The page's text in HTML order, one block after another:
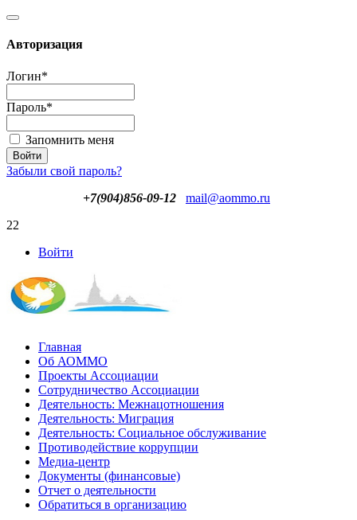
Авторизация
Логин*
Пароль*
Запомнить меня
Забыли свой пароль?
+7(904)856-09-12
mail@aommo.ru
22
Войти
Главная
Об АОММО
Проекты Ассоциации
Сотрудничество Ассоциации
Деятельность: Межнацотношения
Деятельность: Миграция
Деятельность: Социальное обслуживание
Противодействие коррупции
Медиа-центр
Документы (финансовые)
Отчет о деятельности
Обратиться в организацию